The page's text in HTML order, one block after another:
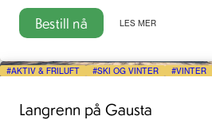
Bestill nå LES MER
AKTIV & FRILUFT SKI OG VINTER VINTER
Langrenn på Gausta